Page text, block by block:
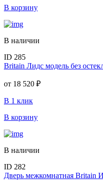
В корзину
В наличии
ID 285
Britain Лидс модель без
от 18 520 ₽
В 1 клик
В корзину
В наличии
ID 282
Дверь межкомнатная Britain